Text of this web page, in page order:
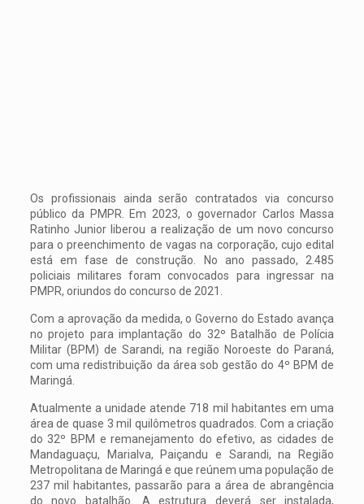
Os profissionais ainda serão contratados via concurso
público da PMPR. Em 2023, o governador Carlos Massa
Ratinho Junior liberou a realização de um novo concurso
para o preenchimento de vagas na corporação, cujo edital
está em fase de construção. No ano passado, 2.485
policiais militares foram convocados para ingressar na
PMPR, oriundos do concurso de 2021.
Com a aprovação da medida, o Governo do Estado avança
no projeto para implantação do 32º Batalhão de Polícia
Militar (BPM) de Sarandi, na região Noroeste do Paraná,
com uma redistribuição da área sob gestão do 4º BPM de
Maringá.
Atualmente a unidade atende 718 mil habitantes em uma
área de quase 3 mil quilômetros quadrados. Com a criação
do 32º BPM e remanejamento do efetivo, as cidades de
Mandaguaçu, Marialva, Paiçandu e Sarandi, na Região
Metropolitana de Maringá e que reúnem uma população de
237 mil habitantes, passarão para a área de abrangência
do novo batalhão. A estrutura deverá ser instalada,